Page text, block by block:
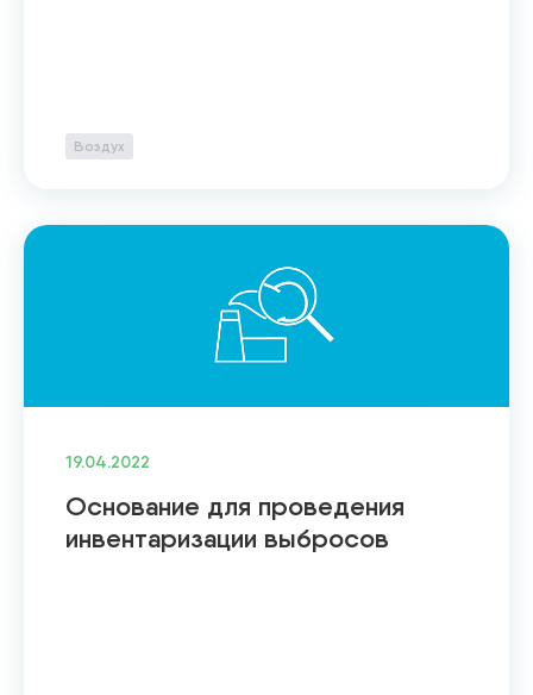
Воздух
19.04.2022
Основание для проведения
инвентаризации выбросов